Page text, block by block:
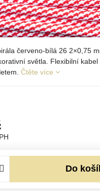
červeno-bílá 26 2×0,75
světla. Flexibilní kabel
Čtěte více
Do